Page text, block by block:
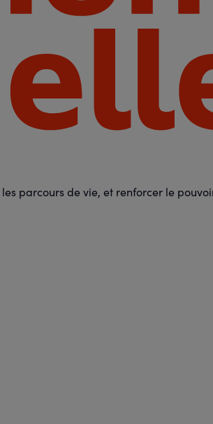
parcours de vie, et renforcer le